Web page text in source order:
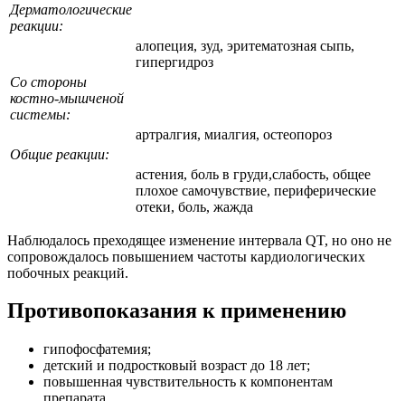
Дерматологические
реакции:
алопеция, зуд, эритематозная сыпь,
гипергидроз
Со стороны
костно-мышченой
системы:
артралгия, миалгия, остеопороз
Общие реакции:
астения, боль в груди,слабость, общее
плохое самочувствие, периферические
отеки, боль, жажда
Наблюдалось преходящее изменение интервала QT, но оно не
сопровождалось повышением частоты кардиологических
побочных реакций.
Противопоказания к применению
гипофосфатемия;
детский и подростковый возраст до 18 лет;
повышенная чувствительность к компонентам